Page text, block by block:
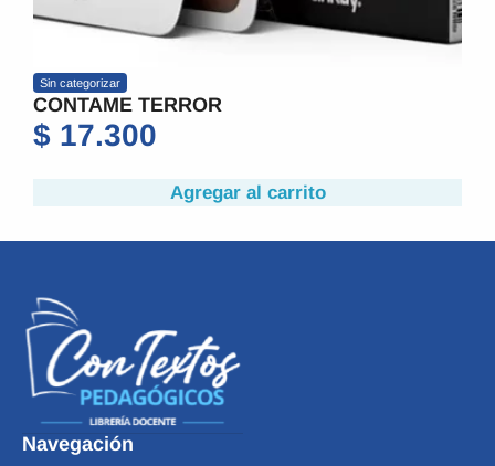
TERROR
Agregar al carrito
Navegación